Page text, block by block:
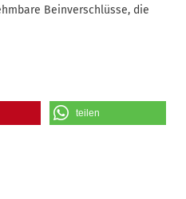
Beinverschlüsse, die
teilen